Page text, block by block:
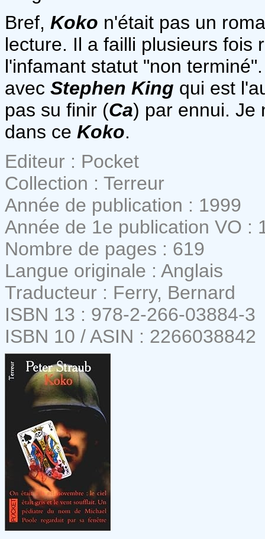
Bref, Koko n'était pas un
lecture. Il a failli plusieurs fois
l'infamant statut "non
avec Stephen King qui est
pas su finir (Ca) par ennui. Je
dans ce Koko.
Editeur : Pocket
Collection : Terreur
Année de publication : 1999
Année de 1e publication VO :
Nombre de pages : 619
Langue originale : Anglais
Traducteur : Ferry, Bernard
ISBN 13 : 978-2-266-03884-3
ISBN 10 / ASIN : 2266038842